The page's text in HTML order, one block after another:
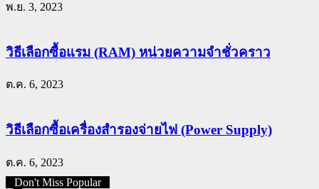
พ.ย. 3, 2023
วิธีเลือกซื้อแรม (RAM) หน่วยความจำชั่วคราว
ต.ค. 6, 2023
วิธีเลือกซื้อเครื่องสำรองจ่ายไฟ (Power Supply)
ต.ค. 6, 2023
Don't Miss Popular